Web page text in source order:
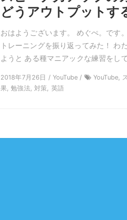
どうアウトプットす
おはようございます。 めぐぺ。で
トレーニングを振り返ってみた！ わ
ようと ある種マニアックな練習をし
2018年7月26日 / YouTube /
YouTube,
果, 勉強法, 対策, 英語